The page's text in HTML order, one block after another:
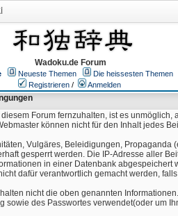
Wadoku.de Forum
Neueste Themen
Die heissesten Themen
Registrieren / Anmelden
Forum fernzuhalten, ist es unmöglich,
können nicht für den Inhalt jedes
Vulgäres, Beleidigungen, Propaganda
gesperrt werden. Die IP-Adresse aller
in einer Datenbank abgespeichert
dafür verantwortlich gemacht werden,
nicht die oben genannten
des Passwortes verwendet(oder um